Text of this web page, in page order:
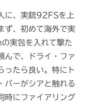
に、実銃92FSを上
ず、初めて海外で実
実包を入れて撃た
んで、ドライ・ファ
ったら良い。特にト
バーがシアと触れる
時にファイアリング